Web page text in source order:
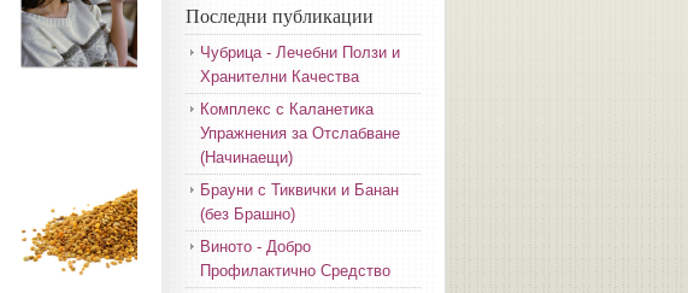
Последни публикации
Чубрица - Лечебни Ползи и
Хранителни Качества
Комплекс с Каланетика
Упражнения за Отслабване
(Начинаещи)
Брауни с Тиквички и Банан
(без Брашно)
Виното - Добро
Профилактично Средство